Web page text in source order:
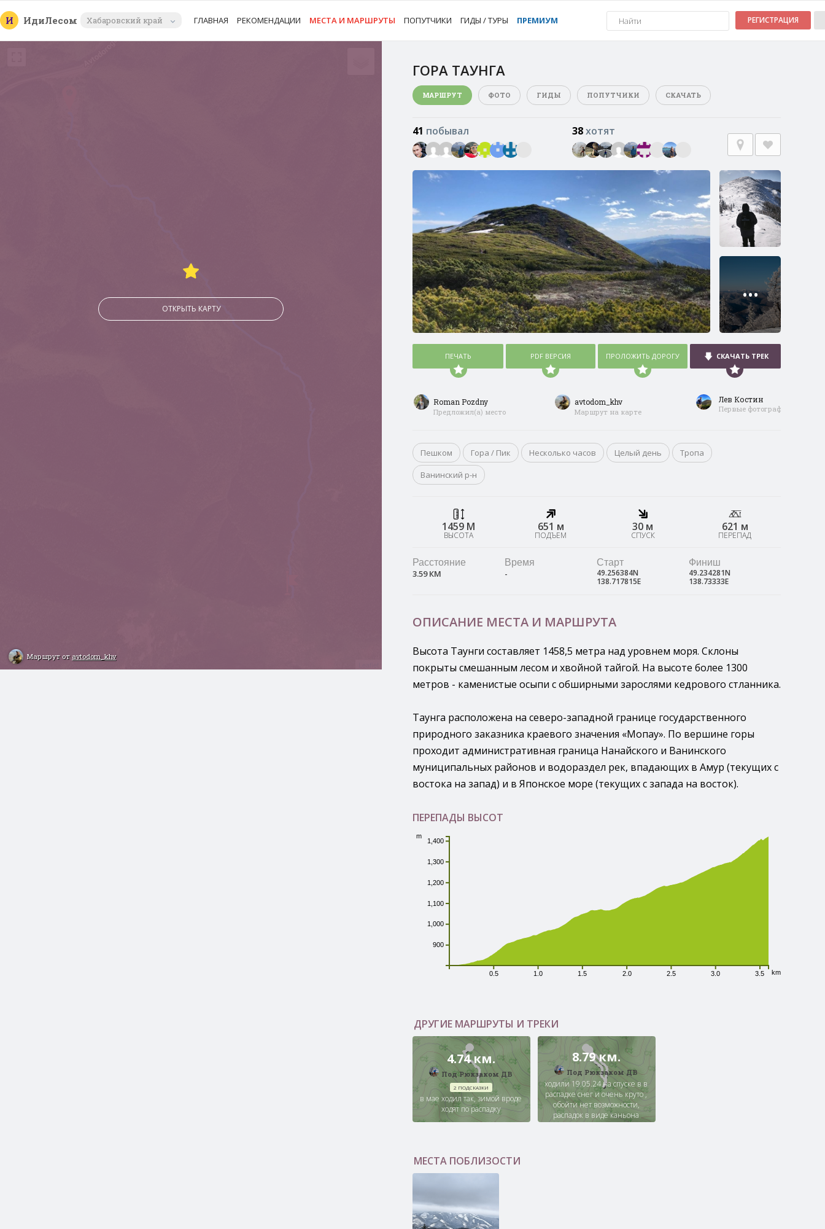
И ИдиЛесом Хабаровский край ГЛАВНАЯ РЕКОМЕНДАЦИИ МЕСТА И МАРШРУТЫ ПОПУТЧИКИ ГИДЫ / ТУРЫ ПРЕМИУМ РЕГИСТРАЦИЯ
ОТКРЫТЬ КАРТУ
Маршрут от avtodom_khv
ГОРА ТАУНГА
МАРШРУТ ФОТО ГИДЫ ПОПУТЧИКИ СКАЧАТЬ
41 побывал 38хотят
•••
ПЕЧАТЬ PDF ВЕРСИЯ ПРОЛОЖИТЬ ДОРОГУ СКАЧАТЬ ТРЕК
Roman Pozdny
Предложил(а) место
avtodom_khv
Маршрут на карте
Лев Костин
Первые фотографии
Пешком Гора / Пик Несколько часов Целый день
Тропа
Ванинский р-н
1459 М
ВЫСОТА
651 м
ПОДЪЕМ
30 м
СПУСК
621 м
ПЕРЕПАД
Расстояние
3.59 КМ
Время
-
Старт
49.256384N
138.717815E
Финиш
49.234281N
138.73333E
ОПИСАНИЕ МЕСТА И МАРШРУТА
Высота Таунги составляет 1458,5 метра над уровнем моря. Склоны
покрыты смешанным лесом и хвойной тайгой. На высоте более 1300
метров - каменистые осыпи с обширными зарослями кедрового стланника.
Таунга расположена на северо-западной границе государственного
природного заказника краевого значения «Мопау». По вершине горы
проходит административная граница Нанайского и Ванинского
муниципальных районов и водораздел рек, впадающих в Амур (текущих с
востока на запад) и в Японское море (текущих с запада на восток).
ПЕРЕПАДЫ ВЫСОТ
0.5 1.0 1.5 2.0 2.5 3.0 3.5 km
900
1,000
1,100
1,200
1,300
1,400
m
ДРУГИЕ МАРШРУТЫ И ТРЕКИ
4.74 км.
Под Рюкзаком ДВ
2 ПОДСКАЗКИ
в мае ходил так, зимой вроде
ходят по распадку
8.79 км.
Под Рюкзаком ДВ
ходили 19.05.24 на спуске в в
распадке снег и очень круто ,
обойти нет возможности,
распадок в виде каньона
МЕСТА ПОБЛИЗОСТИ